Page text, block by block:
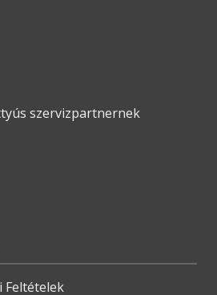
szervizpartnernek
Feltételek